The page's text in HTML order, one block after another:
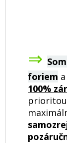
⇒
foriem
100%
prioritou